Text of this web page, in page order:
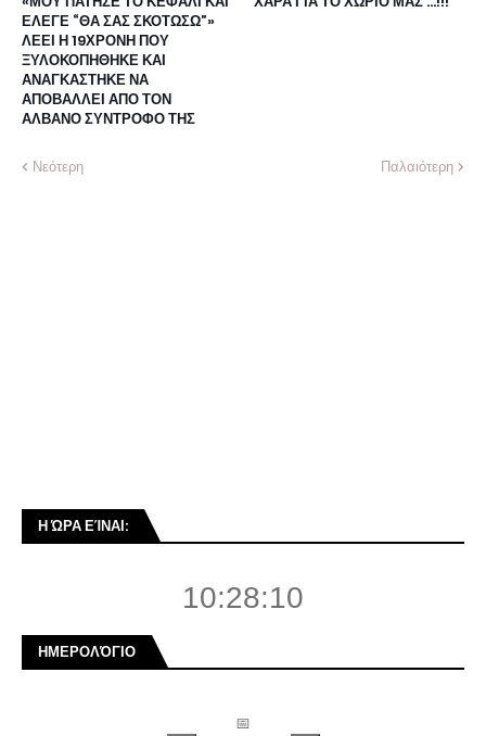
ΕΛΕΓΕ “ΘΑ ΣΑΣ ΣΚΟΤΩΣΩ”»
ΛΕΕΙ Η 19ΧΡΟΝΗ ΠΟΥ
ΞΥΛΟΚΟΠΗΘΗΚΕ ΚΑΙ
ΑΝΑΓΚΑΣΤΗΚΕ ΝΑ
ΑΠΟΒΑΛΛΕΙ ΑΠΟ ΤΟΝ
ΑΛΒΑΝΟ ΣΥΝΤΡΟΦΟ ΤΗΣ
Νεότερη Παλαιότερη
Η ΏΡΑ ΕΊΝΑΙ:
10:28:10
ΗΜΕΡΟΛΌΓΙΟ
📅